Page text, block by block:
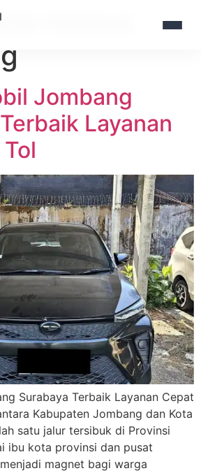
innova
Jombang
Layanan
Surabaya Terbaik Layanan Cepat
Kabupaten Jombang dan Kota
satu jalur tersibuk di Provinsi
ibu kota provinsi dan pusat
magnet bagi warga